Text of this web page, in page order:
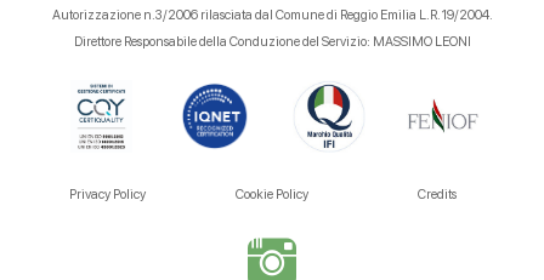
Autorizzazione n.3/2006 rilasciata dal Comune di Reggio Emilia L.R. 19/2004.
Direttore Responsabile della Conduzione del Servizio: MASSIMO LEONI
Privacy Policy Cookie Policy Credits